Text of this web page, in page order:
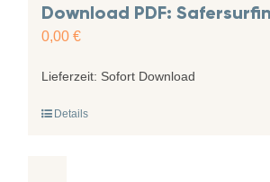
Download PDF:
0,00 €
Lieferzeit: Sofort Download
Details